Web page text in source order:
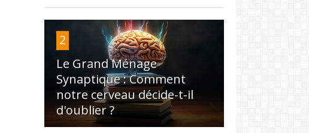
2
Le Grand Ménage
Synaptique : Comment
notre cerveau décide-t-il
d'oublier ?